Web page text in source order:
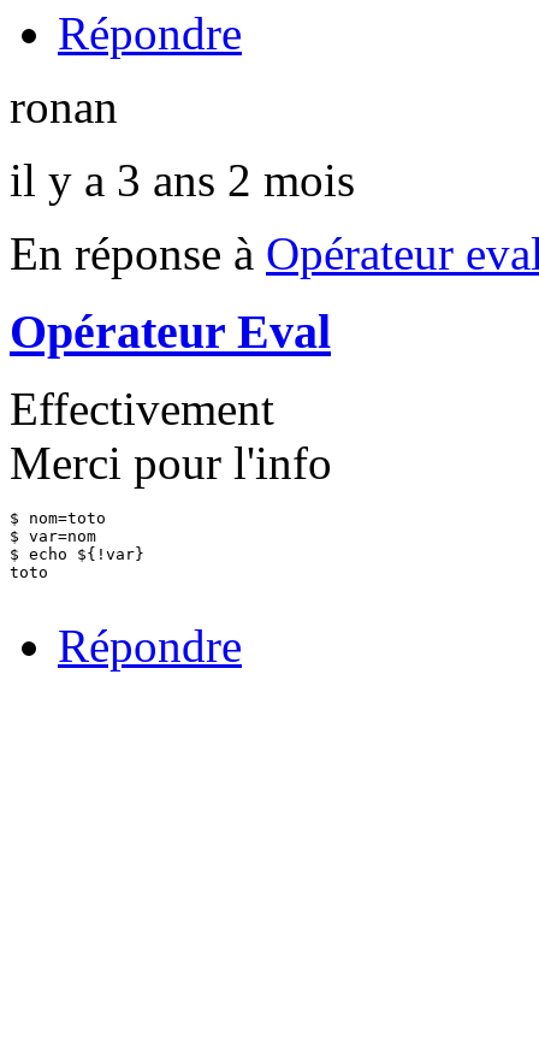
Répondre
ronan
il y a 3 ans 2 mois
En réponse à Opérateur
Opérateur Eval
Effectivement
Merci pour l'info
$ nom=toto
$ var=nom
$ echo ${!var}
toto
Répondre